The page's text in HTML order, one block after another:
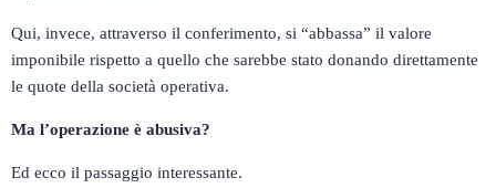
Qui, invece, attraverso il conferimento, si “abbassa” il valore
imponibile rispetto a quello che sarebbe stato donando direttamente
le quote della società operativa.
Ma l’operazione è abusiva?
Ed ecco il passaggio interessante.